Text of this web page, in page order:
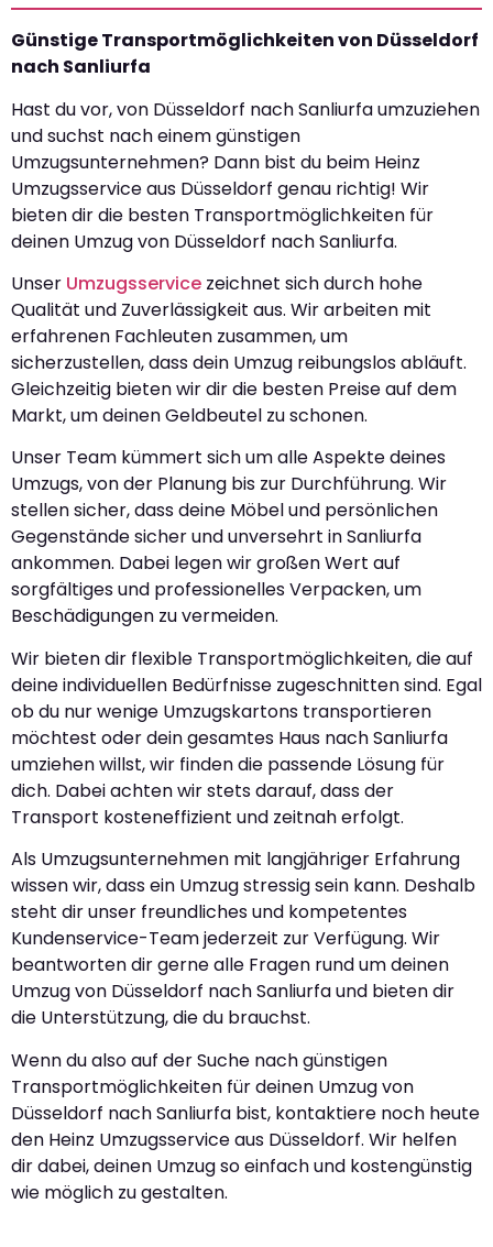
Günstige Transportmöglichkeiten von Düsseldorf
nach Sanliurfa
Hast du vor, von Düsseldorf nach Sanliurfa umzuziehen
und suchst nach einem günstigen
Umzugsunternehmen? Dann bist du beim Heinz
Umzugsservice aus Düsseldorf genau richtig! Wir
bieten dir die besten Transportmöglichkeiten für
deinen Umzug von Düsseldorf nach Sanliurfa.
Unser Umzugsservice zeichnet sich durch hohe
Qualität und Zuverlässigkeit aus. Wir arbeiten mit
erfahrenen Fachleuten zusammen, um
sicherzustellen, dass dein Umzug reibungslos abläuft.
Gleichzeitig bieten wir dir die besten Preise auf dem
Markt, um deinen Geldbeutel zu schonen.
Unser Team kümmert sich um alle Aspekte deines
Umzugs, von der Planung bis zur Durchführung. Wir
stellen sicher, dass deine Möbel und persönlichen
Gegenstände sicher und unversehrt in Sanliurfa
ankommen. Dabei legen wir großen Wert auf
sorgfältiges und professionelles Verpacken, um
Beschädigungen zu vermeiden.
Wir bieten dir flexible Transportmöglichkeiten, die auf
deine individuellen Bedürfnisse zugeschnitten sind. Egal
ob du nur wenige Umzugskartons transportieren
möchtest oder dein gesamtes Haus nach Sanliurfa
umziehen willst, wir finden die passende Lösung für
dich. Dabei achten wir stets darauf, dass der
Transport kosteneffizient und zeitnah erfolgt.
Als Umzugsunternehmen mit langjähriger Erfahrung
wissen wir, dass ein Umzug stressig sein kann. Deshalb
steht dir unser freundliches und kompetentes
Kundenservice-Team jederzeit zur Verfügung. Wir
beantworten dir gerne alle Fragen rund um deinen
Umzug von Düsseldorf nach Sanliurfa und bieten dir
die Unterstützung, die du brauchst.
Wenn du also auf der Suche nach günstigen
Transportmöglichkeiten für deinen Umzug von
Düsseldorf nach Sanliurfa bist, kontaktiere noch heute
den Heinz Umzugsservice aus Düsseldorf. Wir helfen
dir dabei, deinen Umzug so einfach und kostengünstig
wie möglich zu gestalten.